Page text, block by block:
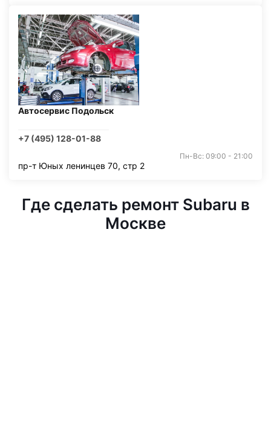
Автосервис Подольск
+7 (495) 128-01-88
Пн-Вс: 09:00 - 21:00
пр-т Юных ленинцев 70, стр 2
Где сделать ремонт Subaru в
Москве